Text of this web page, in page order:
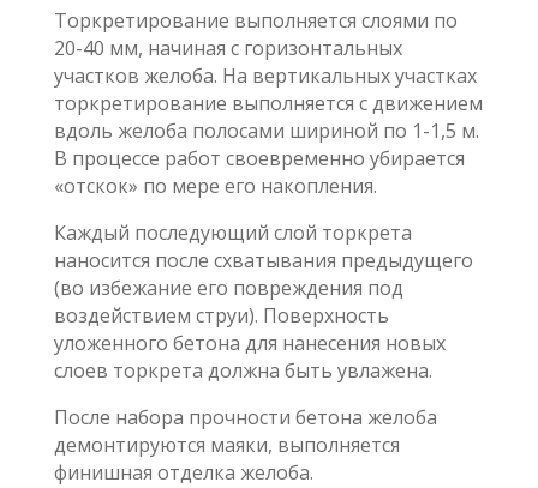
Торкретирование выполняется слоями по
20-40 мм, начиная с горизонтальных
участков желоба. На вертикальных участках
торкретирование выполняется с движением
вдоль желоба полосами шириной по 1-1,5 м.
В процессе работ своевременно убирается
«отскок» по мере его накопления.
Каждый последующий слой торкрета
наносится после схватывания предыдущего
(во избежание его повреждения под
воздействием струи). Поверхность
уложенного бетона для нанесения новых
слоев торкрета должна быть увлажена.
После набора прочности бетона желоба
демонтируются маяки, выполняется
финишная отделка желоба.